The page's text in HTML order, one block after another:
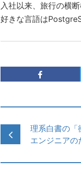
入社以来、旅行の横断
好きな言語は
理系白書の
エンジニア